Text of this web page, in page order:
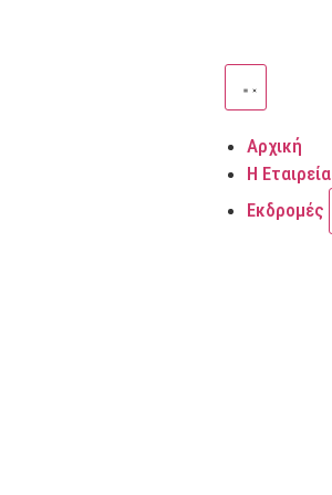
Αρχική
Η Εταιρεία
Εκδρομές